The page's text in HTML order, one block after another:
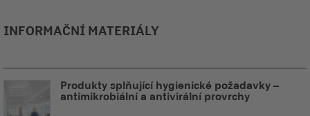
INFORMAČNÍ MATERIÁLY
Produkty splňující hygienické požadavky –
antimikrobiální a antivirální provrchy